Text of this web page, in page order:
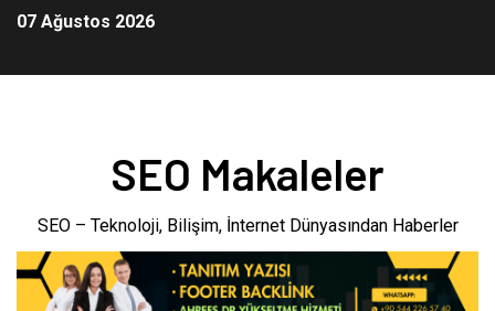
07 Ağustos 2026
SEO Makaleler
SEO – Teknoloji, Bilişim, İnternet Dünyasından Haberler